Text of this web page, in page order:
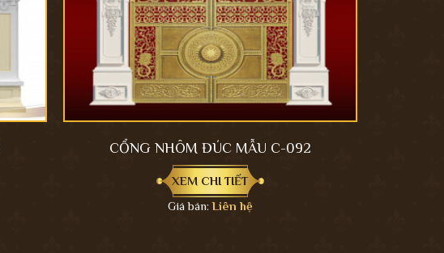
CỔNG NHÔM ĐÚC MẪU C-092
XEM CHI TIẾT
Giá bán:Liên hệ